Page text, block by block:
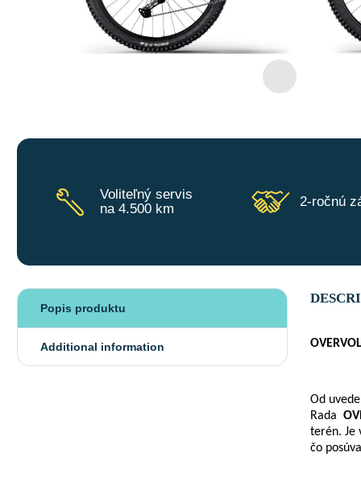
Voliteľný servis
na 4.500 km
2-ročnú
Popis produktu
Additional information
Od
Rada
terén.
čo